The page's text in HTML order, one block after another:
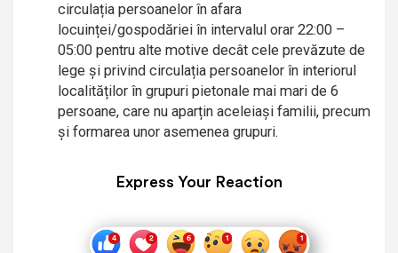
circulația persoanelor în afara
locuinței/gospodăriei în intervalul orar 22:00 –
05:00 pentru alte motive decât cele prevăzute de
lege și privind circulația persoanelor în interiorul
localităților în grupuri pietonale mai mari de 6
persoane, care nu aparțin aceleiași familii, precum
și formarea unor asemenea grupuri.
Express Your Reaction